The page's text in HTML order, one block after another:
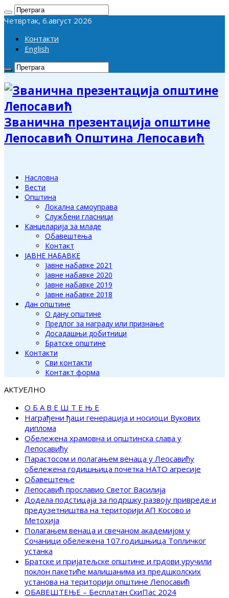
Четвртак, 6.август 2026
Контакти
English
Званична презентација општине
Лепосавић Општина Лепосавић
Насловна
Вести
Општина
Локална самоуправа
Службени гласници
Канцеларија за младе
Обавештења
Контакт
ЈАВНЕ НАБАВКЕ
Јавне набавке 2021
Јавне набавке 2020
Јавне набавке 2019
Јавне набавке 2018
Дан општине
О дану општине
Предлог за награду или признање
Досадашњи добитници
Братске општине
Контакти
Сви контакти
Контакт форма
АКТУЕЛНО
О Б А В Е Ш Т Е Њ Е
Награђени ђаци генерација и носиоци Вукових
диплома
Обележена храмовна и општинска слава у
Лепосавићу
Парастосом и полагањем венаца у Леосавићу
обележена годишњица почетка НАТО агресије
Обавештење
Лепосавић прославио Светог Василија
Додела подстицаја за подршку развоју привреде и
предузетништва на територији АП Косово и
Метохија
Полагањем венаца и свечаном академијом у
Сочаници обележена 107.годишњица Топличког
устанка
Братске и пријатељске општине и грдови уручили
поклон пакетиће малишанима из предшколских
установа на територији општине Лепосавић
ОБАВЕШТЕЊЕ – Бесплатан СкиПас 2024